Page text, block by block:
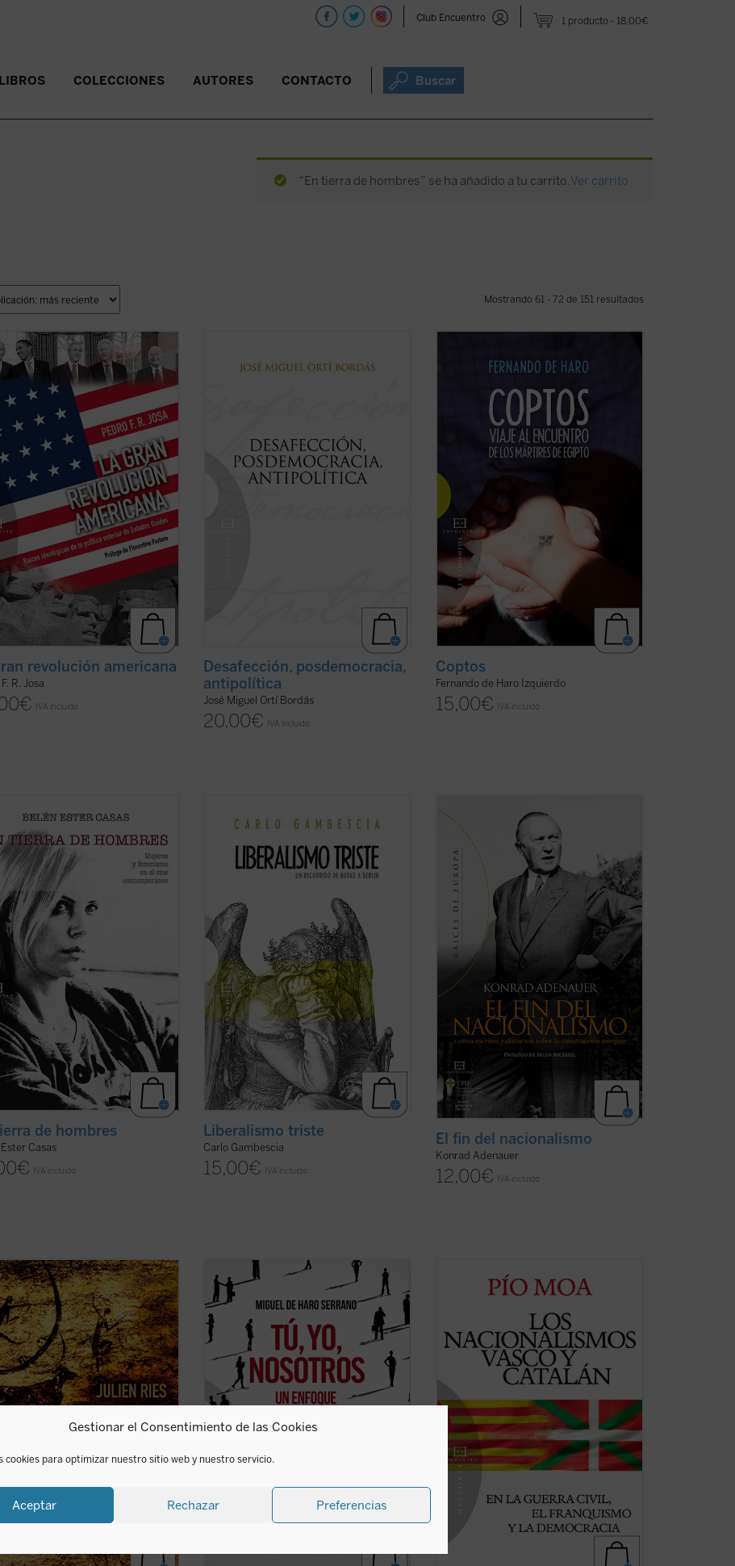
Gestionar el Consentimiento de las Cookies
cookies para optimizar nuestro sitio web y nuestro servicio.
Aceptar Rechazar Preferencias
1 producto 18,00€
Club Encuentro
LIBROS COLECCIONES AUTORES CONTACTO Buscar
“En tierra de hombres” se ha añadido a tu carrito.Ver carrito
Mostrando 61 - 72 de 151 resultados
de los campos en los que es difícil
se dé en nuestros días una
pacífica de ideas es el del
de las políticas de los Estados
en el ámbito exterior, ya que se
tomar habitualmente como punto
(ver ficha)
revolución americana
R. Josa
€ IVA incluido
su amplio conocimiento de la política
(ver ficha)
Desafección, posdemocracia,
antipolítica
José Miguel Ortí Bordás
20,00€ IVA incluido
encuentros sobre el terreno, el periodista
actualidad y la historia de estos cristianos
de Oriente Próximo que, a pesar de la
persecución, persisten en su rechazo de
(ver ficha)
Coptos
Fernando de Haro Izquierdo
15,00€ IVA incluido
ha cambiado, desde los
60, el personaje
en el cine?
tierra de hombres. Mujeres y
en el cine contemporáneo
un análisis profundo y sin
de las claves de la «nueva ...
ficha)
de hombres
Casas
€ IVA incluido
El presente libro no pretende ser una
historia detallada y exhaustiva del
pensamiento liberal, sino que aspira a
verificar, como se hace en el campo de la
química o de la física, la cualidad, el valor
examinada ...
Liberalismo triste
Carlo Gambescia
15,00€ IVA incluido
Junto con Jean Monnet, Robert Schuman
o Alcide De Gasperi, el canciller alemán
Konrad Adenauer fue uno de los padres
de Europa, verdadero protagonista del
proceso de integración puesto en marcha
tras la Segunda Guerra Mundial. Se
recogen en esta ...
(ver ficha)
El fin del nacionalismo
Konrad Adenauer
12,00€ IVA incluido
Fustel de Coulanges hasta Mircea
la presencia de lo sagrado en las
ha suscitado el interés de
historiadores, teólogos y
Hasta la época moderna, lo
ha ocupado un lugar central en
(ver ficha)
---¿Qué es la sociedad civil?
---Tú, yo, nosotros.
Con esta escueta fórmula, el autor
resume el fundamento de la sociedad
civil: cuando yo, desde mi soledad, busco
al otro, cuando lo necesito o me necesita;
cuando otros ...(ver ficha)
Este libro aspira a disolver en lo posible
las brumas de ignorancia en que se viene
desenvolviendo la política española con
respecto a la cuestión del separatismo.
«Es crítica, innovadora e introduce un
chorro de aire fresco en una zona ...